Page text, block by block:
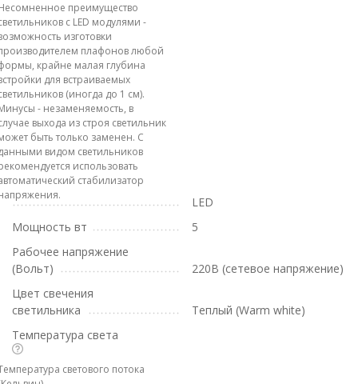
преимущество
с LED модулями -
изготовки
плафонов любой
крайне малая глубина
для встраиваемых
(иногда до 1 см).
- незаменяемость, в
выхода из строя светильник
быть только заменен. С
видом светильников
использовать
стабилизатор
LED
Мощность вт
5
Рабочее напряжение
(Вольт)
220В (сетевое напряжение)
Цвет свечения
светильника
Теплый (Warm white)
Температура света
светового потока